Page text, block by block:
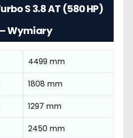
S 3.8 AT (580 HP)
Wymiary
4499 mm
1808 mm
1297 mm
2450 mm